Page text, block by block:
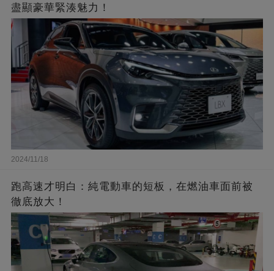
盡顯豪華緊湊魅力！
2024/11/18
跑高速才明白：純電動車的短板，在燃油車面前被
徹底放大！